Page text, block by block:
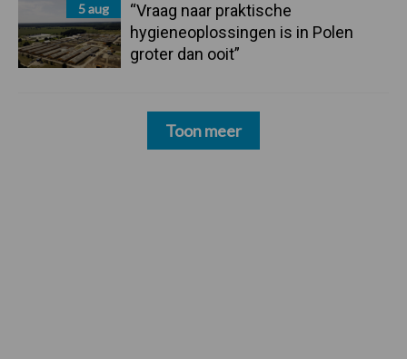
5 aug
“Vraag naar praktische
hygieneoplossingen is in Polen
groter dan ooit”
Toon meer